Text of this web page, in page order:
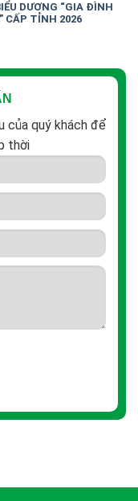
DƯƠNG “GIA ĐÌNH
CẤP TỈNH 2026
của quý khách để
thời